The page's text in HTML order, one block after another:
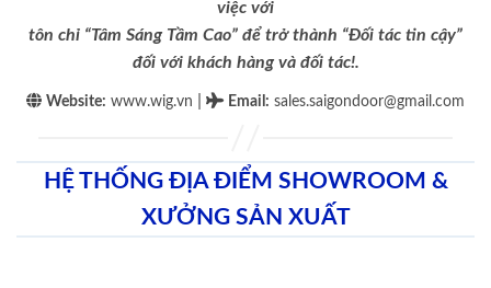
việc với
tôn chỉ “Tâm Sáng Tầm Cao” để trở thành “Đối tác tin cậy”
đối với khách hàng và đối tác!.
Website: www.wig.vn Email : sales.saigondoor@gmail.com
HỆ THỐNG ĐỊA ĐIỂM SHOWROOM &
XƯỞNG SẢN XUẤT